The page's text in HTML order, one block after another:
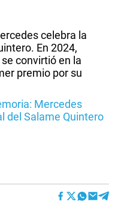
celebra la
En 2024,
convirtió en la
premio por su
Mercedes
del Salame Quintero